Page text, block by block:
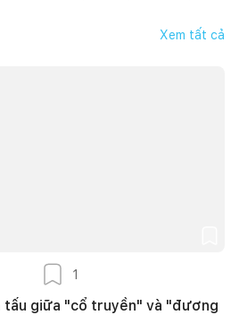
Xem tất cả
1
tấu giữa "cổ truyền" và "đương